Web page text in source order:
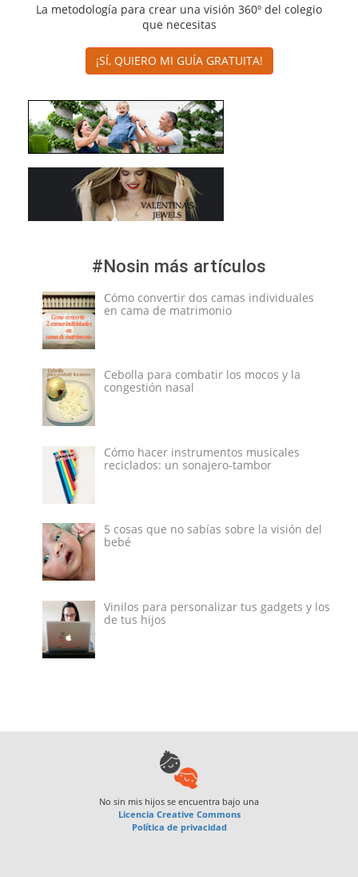
La metodología para crear una visión 360º del colegio
que necesitas
¡SÍ, QUIERO MI GUÍA GRATUITA!
#Nosin más artículos
Cómo convertir dos camas individuales
en cama de matrimonio
Cebolla para combatir los mocos y la
congestión nasal
Cómo hacer instrumentos musicales
reciclados: un sonajero-tambor
5 cosas que no sabías sobre la visión del
bebé
Vinilos para personalizar tus gadgets y los
de tus hijos
No sin mis hijos se encuentra bajo una
Licencia Creative Commons
Política de privacidad